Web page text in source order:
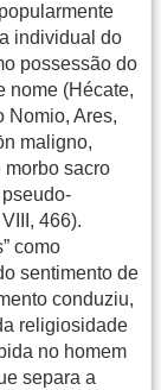
individual do
possessão do
nome (Hécate,
Nomio, Ares,
maligno,
morbo sacro
466).
como
sentimento de
conduziu,
religiosidade
no homem
separa a